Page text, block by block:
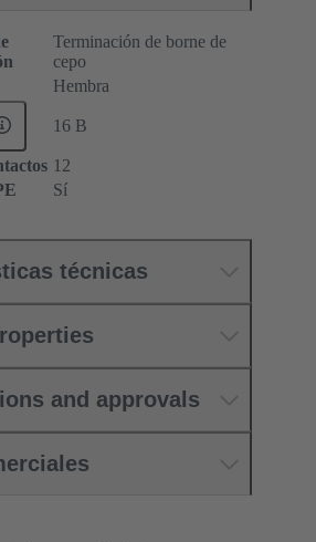
Terminación de borne de
cepo
Hembra
16 B
12
Sí
técnicas
and approvals